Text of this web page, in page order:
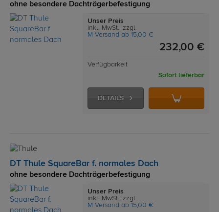
ohne besondere Dachträgerbefestigung
Unser Preis
inkl. MwSt., zzgl.
M Versand ab 15,00 €
232,00 €
Verfügbarkeit
Sofort lieferbar
DETAILS
DT Thule SquareBar f. normales Dach
ohne besondere Dachträgerbefestigung
Unser Preis
inkl. MwSt., zzgl.
M Versand ab 15,00 €